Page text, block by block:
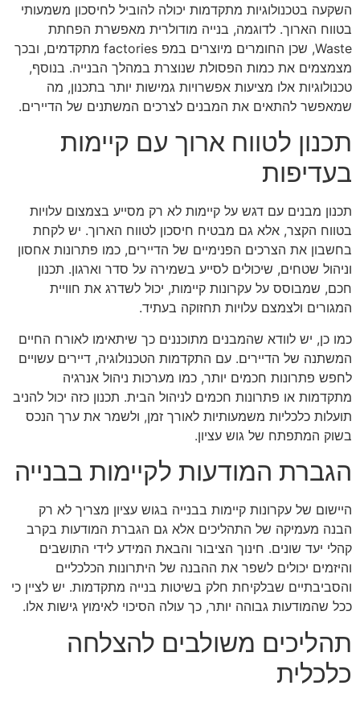
השקעה בטכנולוגיות מתקדמות יכולה להוביל לחיסכון משמעותי
בטווח הארוך. לדוגמה, בנייה מודולרית מאפשרת הפחתת
Waste, שכן החומרים מיוצרים במפ factories מתקדמים, ובכך
מצמצמים את כמות הפסולת שנוצרת במהלך הבנייה. בנוסף,
טכנולוגיות אלו מציעות אפשרויות גמישות יותר בתכנון, מה
שמאפשר להתאים את המבנים לצרכים המשתנים של הדיירים.
תכנון לטווח ארוך עם קיימות
בעדיפות
תכנון מבנים עם דגש על קיימות לא רק מסייע בצמצום עלויות
בטווח הקצר, אלא גם מבטיח חיסכון לטווח הארוך. יש לקחת
בחשבון את הצרכים הפנימיים של הדיירים, כמו פתרונות אחסון
וניהול שטחים, שיכולים לסייע בשמירה על סדר וארגון. תכנון
חכם, שמבוסס על עקרונות קיימות, יכול לשדרג את חוויית
המגורים ולצמצם עלויות תחזוקה בעתיד.
כמו כן, יש לוודא שהמבנים מתוכננים כך שיתאימו לאורח החיים
המשתנה של הדיירים. עם התקדמות הטכנולוגיה, דיירים עשויים
לחפש פתרונות חכמים יותר, כמו מערכות ניהול אנרגיה
מתקדמות או פתרונות חכמים לניהול הבית. תכנון כזה יכול להניב
תועלות כלכליות משמעותיות לאורך זמן, ולשמר את ערך הנכס
בשוק המתפתח של גוש עציון.
הגברת המודעות לקיימות בבנייה
היישום של עקרונות קיימות בבנייה בגוש עציון מצריך לא רק
הבנה מעמיקה של התהליכים אלא גם הגברת המודעות בקרב
קהלי יעד שונים. חינוך הציבור והבאת המידע לידי התושבים
והיזמים יכולים לשפר את ההבנה של היתרונות הכלכליים
והסביבתיים שבלקיחת חלק בשיטות בנייה מתקדמות. יש לציין כי
ככל שהמודעות גבוהה יותר, כך עולה הסיכוי לאימוץ גישות אלו.
תהליכים משולבים להצלחה
כלכלית